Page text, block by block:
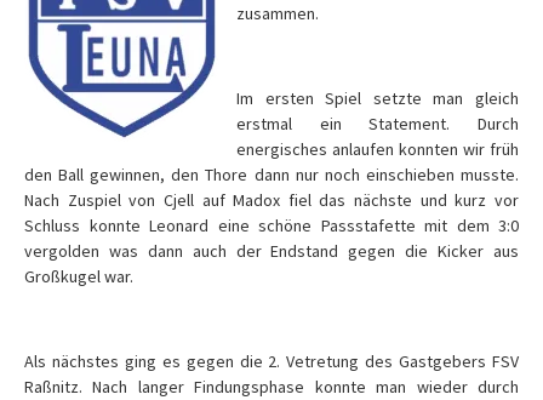
zusammen.
Im ersten Spiel setzte man gleich
erstmal ein Statement. Durch
energisches anlaufen konnten wir früh
den Ball gewinnen, den Thore dann nur noch einschieben musste.
Nach Zuspiel von Cjell auf Madox fiel das nächste und kurz vor
Schluss konnte Leonard eine schöne Passstafette mit dem 3:0
vergolden was dann auch der Endstand gegen die Kicker aus
Großkugel war.
Als nächstes ging es gegen die 2. Vetretung des Gastgebers FSV
Raßnitz. Nach langer Findungsphase konnte man wieder durch